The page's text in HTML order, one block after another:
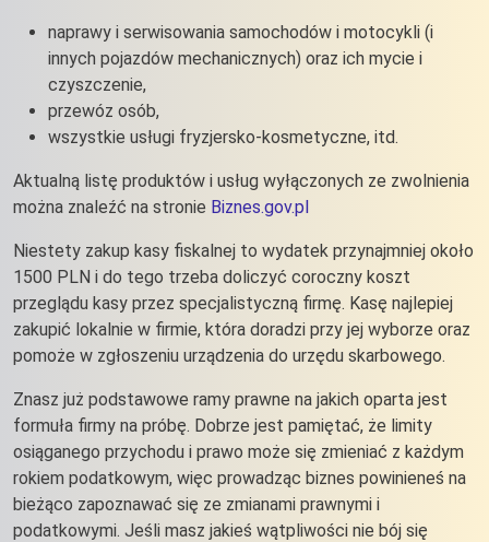
naprawy i serwisowania samochodów i motocykli (i
innych pojazdów mechanicznych) oraz ich mycie i
czyszczenie,
przewóz osób,
wszystkie usługi fryzjersko-kosmetyczne, itd.
Aktualną listę produktów i usług wyłączonych ze zwolnienia
można znaleźć na stronie Biznes.gov.pl
Niestety zakup kasy fiskalnej to wydatek przynajmniej około
1500 PLN i do tego trzeba doliczyć coroczny koszt
przeglądu kasy przez specjalistyczną firmę. Kasę najlepiej
zakupić lokalnie w firmie, która doradzi przy jej wyborze oraz
pomoże w zgłoszeniu urządzenia do urzędu skarbowego.
Znasz już podstawowe ramy prawne na jakich oparta jest
formuła firmy na próbę. Dobrze jest pamiętać, że limity
osiąganego przychodu i prawo może się zmieniać z każdym
rokiem podatkowym, więc prowadząc biznes powinieneś na
bieżąco zapoznawać się ze zmianami prawnymi i
podatkowymi. Jeśli masz jakieś wątpliwości nie bój się